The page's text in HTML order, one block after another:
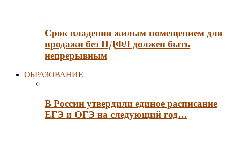
Срок владения жилым помещением для
продажи без НДФЛ должен быть
непрерывным
ОБРАЗОВАНИЕ
В России утвердили единое расписание
ЕГЭ и ОГЭ на следующий год…